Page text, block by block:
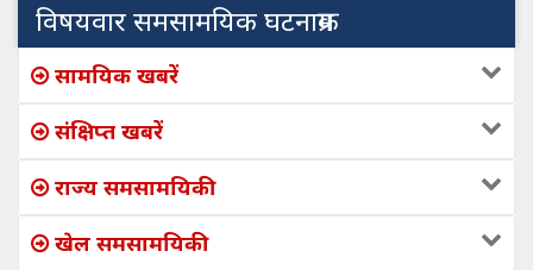
विषयवार समसामयिक घटनाक्रम
सामयिक खबरें
संक्षिप्त खबरें
राज्य समसामयिकी
खेल समसामयिकी